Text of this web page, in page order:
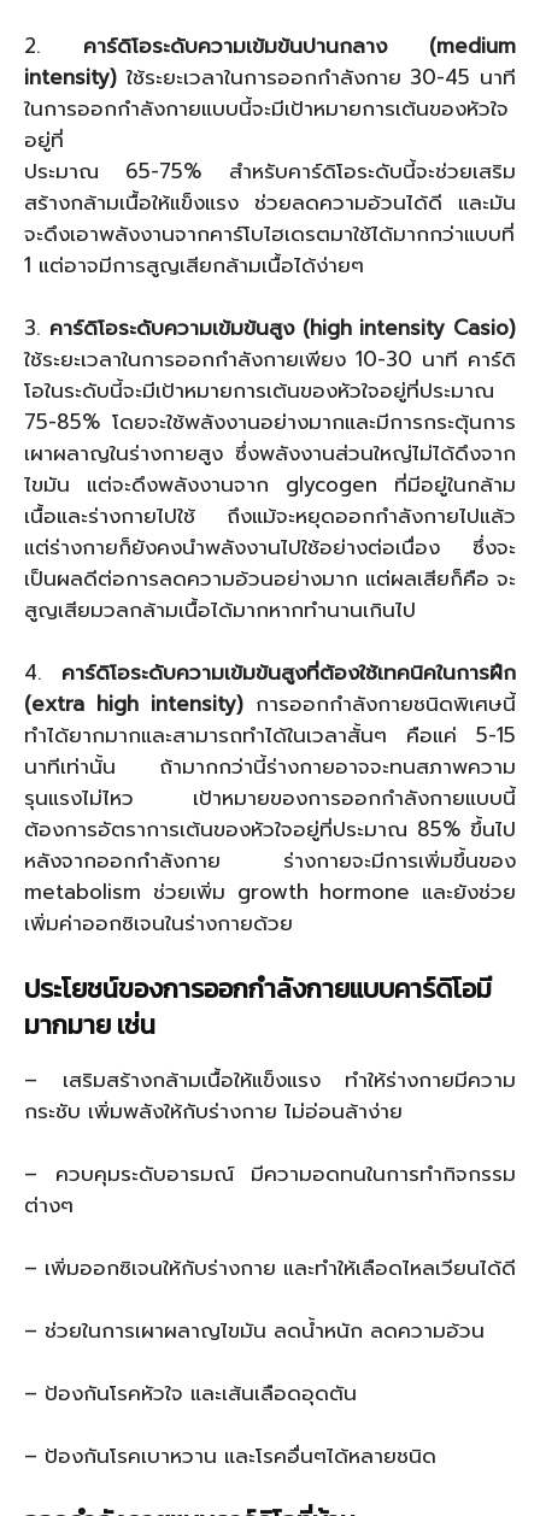
2. คาร์ดิโอระดับความเข้มข้นปานกลาง (medium
intensity) ใช้ระยะเวลาในการออกกำลังกาย 30-45 นาที
ในการออกกำลังกายแบบนี้จะมีเป้าหมายการเต้นของหัวใจ
อยู่ที่
ประมาณ 65-75% สำหรับคาร์ดิโอระดับนี้จะช่วยเสริม
สร้างกล้ามเนื้อให้แข็งแรง ช่วยลดความอ้วนได้ดี และมัน
จะดึงเอาพลังงานจากคาร์โบไฮเดรตมาใช้ได้มากกว่าแบบที่
1 แต่อาจมีการสูญเสียกล้ามเนื้อได้ง่ายๆ
3. คาร์ดิโอระดับความเข้มข้นสูง (high intensity Casio)
ใช้ระยะเวลาในการออกกำลังกายเพียง 10-30 นาที คาร์ดิ
โอในระดับนี้จะมีเป้าหมายการเต้นของหัวใจอยู่ที่ประมาณ
75-85% โดยจะใช้พลังงานอย่างมากและมีการกระตุ้นการ
เผาผลาญในร่างกายสูง ซึ่งพลังงานส่วนใหญ่ไม่ได้ดึงจาก
ไขมัน แต่จะดึงพลังงานจาก glycogen ที่มีอยู่ในกล้าม
เนื้อและร่างกายไปใช้ ถึงแม้จะหยุดออกกำลังกายไปแล้ว
แต่ร่างกายก็ยังคงนำพลังงานไปใช้อย่างต่อเนื่อง ซึ่งจะ
เป็นผลดีต่อการลดความอ้วนอย่างมาก แต่ผลเสียก็คือ จะ
สูญเสียมวลกล้ามเนื้อได้มากหากทำนานเกินไป
4. คาร์ดิโอระดับความเข้มข้นสูงที่ต้องใช้เทคนิคในการฝึก
(extra high intensity) การออกกำลังกายชนิดพิเศษนี้
ทำได้ยากมากและสามารถทำได้ในเวลาสั้นๆ คือแค่ 5-15
นาทีเท่านั้น ถ้ามากกว่านี้ร่างกายอาจจะทนสภาพความ
รุนแรงไม่ไหว เป้าหมายของการออกกำลังกายแบบนี้
ต้องการอัตราการเต้นของหัวใจอยู่ที่ประมาณ 85% ขึ้นไป
หลังจากออกกำลังกาย ร่างกายจะมีการเพิ่มขึ้นของ
metabolism ช่วยเพิ่ม growth hormone และยังช่วย
เพิ่มค่าออกซิเจนในร่างกายด้วย
ประโยชน์ของการออกกำลังกายแบบคาร์ดิโอมี
มากมาย เช่น
– เสริมสร้างกล้ามเนื้อให้แข็งแรง ทำให้ร่างกายมีความ
กระชับ เพิ่มพลังให้กับร่างกาย ไม่อ่อนล้าง่าย
– ควบคุมระดับอารมณ์ มีความอดทนในการทำกิจกรรม
ต่างๆ
– เพิ่มออกซิเจนให้กับร่างกาย และทำให้เลือดไหลเวียนได้ดี
– ช่วยในการเผาผลาญไขมัน ลดน้ำหนัก ลดความอ้วน
– ป้องกันโรคหัวใจ และเส้นเลือดอุดตัน
– ป้องกันโรคเบาหวาน และโรคอื่นๆได้หลายชนิด